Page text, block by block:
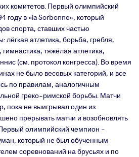
комитетов. Первый олимпийский
году в «la Sorbonne», который
спорта, ставших частью
атлетика, борьба, гребля,
тяжёлая атлетика,
(см. протокол конгресса). Во время
не было весовых категорий, и все
по правилам, аналогичным
греко-римской борьбы. Матчи
пока не выигрывал один из
прерывать матчи и возобновлять
олимпийский чемпион -
который не был обученным
соревнований на брусьях и по